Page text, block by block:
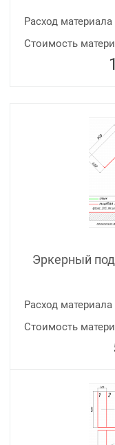
Расход материала
Стоимость
Эркерный
Расход материала
Стоимость